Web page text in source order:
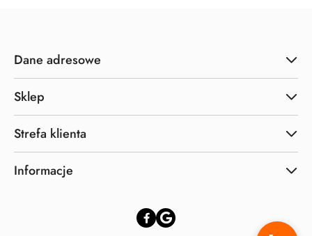
Dane adresowe
Sklep
Strefa klienta
Informacje